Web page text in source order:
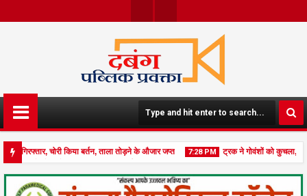
Boo
K
Ter
चोरी किया बर्तन, ताला तोड़ने के औजार जप्त 7:28 PM
ट्रक ने गोवंशों को कुचला, पांच
चांदी के जेवर लेकर हुए फरार, मामला दर्ज